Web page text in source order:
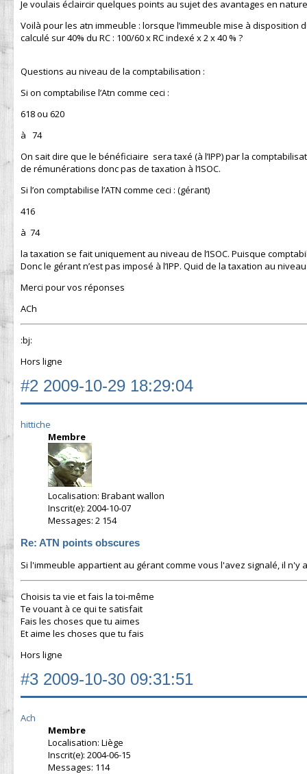
Je voulais éclaircir quelques points au sujet des avantages en
Voilà pour les atn immeuble : lorsque l’immeuble mise à disposition
calculé sur 40% du RC : 100/60 x RC indexé x 2 x 40 % ?
Questions au niveau de la comptabilisation :
Si on comptabilise l’Atn comme ceci :
618 ou 620
à 74
On sait dire que le bénéficiaire sera taxé (à l’IPP) par la
de rémunérations donc pas de taxation à l’ISOC.
Si l’on comptabilise l’ATN comme ceci : (gérant)
416
à 74
la taxation se fait uniquement au niveau de l’ISOC. Puisque
Donc le gérant n’est pas imposé à l’IPP. Quid de la taxation au
Merci pour vos réponses
ACh
:bj:
Hors ligne
#2 2009-10-29 18:29:04
hittiche
Membre
Localisation: Brabant wallon
Inscrit(e): 2004-10-07
Messages: 2 154
Re: ATN points obscures
Si l'immeuble appartient au gérant comme vous l'avez signalé, il n'y
Choisis ta vie et fais la toi-même
Te vouant à ce qui te satisfait
Fais les choses que tu aimes
Et aime les choses que tu fais
Hors ligne
#3 2009-10-30 09:31:51
Ach
Membre
Localisation: Liège
Inscrit(e): 2004-06-15
Messages: 114